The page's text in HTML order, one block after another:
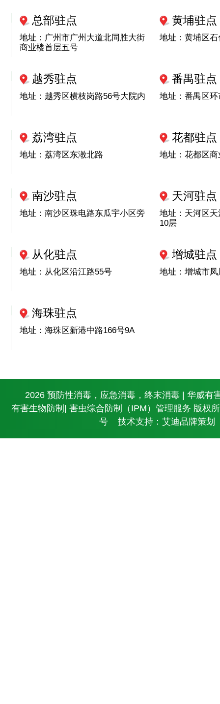
总部驻点
地址：广州市广州大道北同胜大街
商业楼首层五号
黄埔驻点
地址：黄埔区石
越秀驻点
地址：越秀区横枝岗路56号大院内
番禺驻点
地址：番禺区环
荔湾驻点
地址：荔湾区东漖北路
花都驻点
地址：花都区
南沙驻点
地址：南沙区珠电路东瓜宇小区旁
天河驻点
地址：天河区
10层
从化驻点
地址：从化区沿江路55号
增城驻点
地址：增城市
海珠驻点
地址：海珠区新港中路166号9A
© 2026 预防性消毒，应急消毒，终末消毒 | 华威有
有害生物防制| 害虫综合防制（IPM）管理服务 版权
号
技术支持：艾迪品牌策划